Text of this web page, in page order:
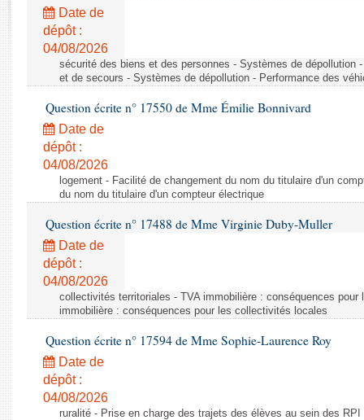
Rapports législatifs
Rapports sur l'application des lois
Baromètre de l’application des lois
Dossiers législatifs
Budget et sécurité sociale
Questions écrites et orales
Comptes rendus des débats
Date de
dépôt :
04/08/2026
sécurité des biens et des personnes - Systèmes de dépollution
et de secours - Systèmes de dépollution - Performance des
Question écrite n° 17550 de Mme Émilie Bonnivard
Date de
dépôt :
04/08/2026
logement - Facilité de changement du nom du titulaire d'un
du nom du titulaire d'un compteur électrique
Question écrite n° 17488 de Mme Virginie Duby-Muller
Date de
dépôt :
04/08/2026
collectivités territoriales - TVA immobilière : conséquences
immobilière : conséquences pour les collectivités locales
Question écrite n° 17594 de Mme Sophie-Laurence Roy
Date de
dépôt :
04/08/2026
ruralité - Prise en charge des trajets des élèves au sein des